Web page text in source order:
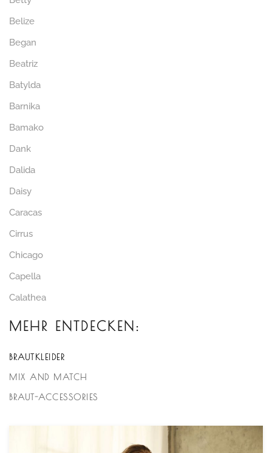
Belize
Began
Beatriz
Batylda
Barnika
Bamako
Dank
Dalida
Daisy
Caracas
Cirrus
Chicago
Capella
Calathea
MEHR ENTDECKEN:
BRAUTKLEIDER
MIX AND MATCH
BRAUT-ACCESSORIES